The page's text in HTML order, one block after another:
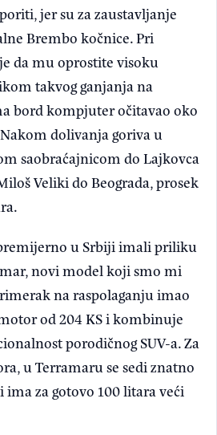
jer su za zaustavljanje
Brembo kočnice. Pri
da mu oprostite visoku
takvog ganjanja na
bord kompjuter očitavao oko
dolivanja goriva u
saobraćajnicom do Lajkovca
Veliki do Beograda, prosek
u Srbiji imali priliku
novi model koji smo mi
na raspolaganju imao
od 204 KS i kombinuje
porodičnog SUV-a. Za
u Terramaru se sedi znatno
ima za gotovo 100 litara veći